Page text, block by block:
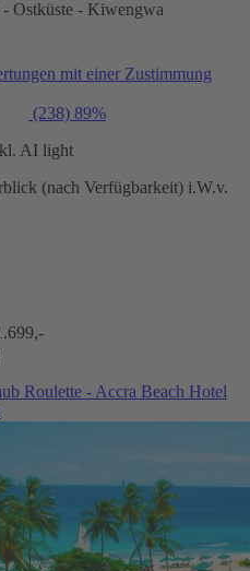
Ostküste - Kiwengwa
mit einer Zustimmung
(238) 89%
AI light
(nach Verfügbarkeit) i.W.v.
Roulette - Accra Beach Hotel